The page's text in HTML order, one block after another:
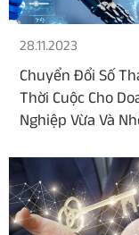
28.11.2023
Chuyển Đổi Số
Thời Cuộc Cho
Nghiệp Vừa Và